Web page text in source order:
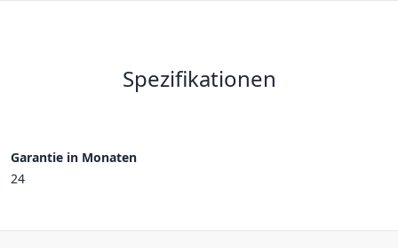
Spezifikationen
Garantie in Monaten
24